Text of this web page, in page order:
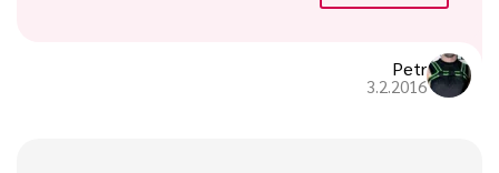
Petr
3.2.2016